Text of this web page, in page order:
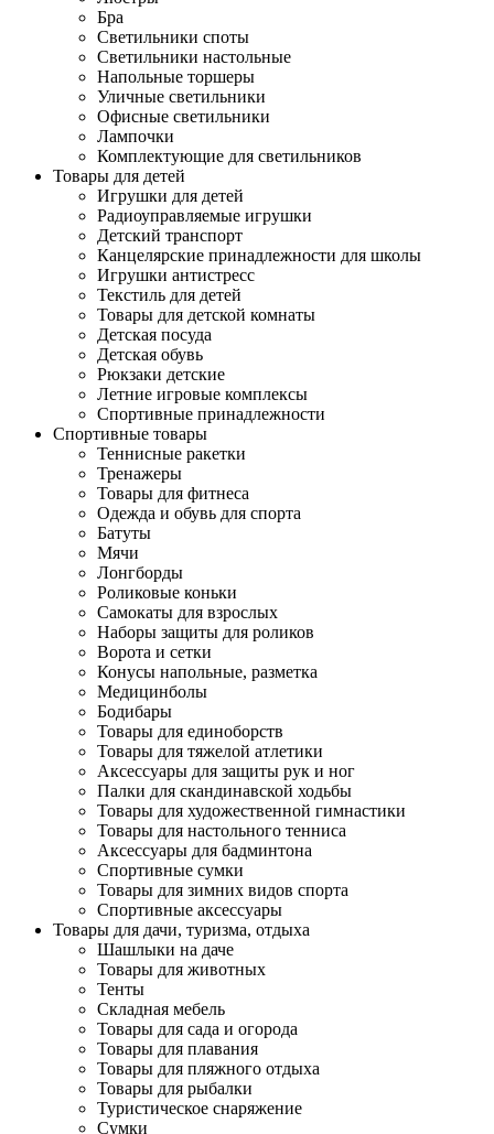
Бра
Светильники споты
Светильники настольные
Напольные торшеры
Уличные светильники
Офисные светильники
Лампочки
Комплектующие для светильников
Товары для детей
Игрушки для детей
Радиоуправляемые игрушки
Детский транспорт
Канцелярские принадлежности для школы
Игрушки антистресс
Текстиль для детей
Товары для детской комнаты
Детская посуда
Детская обувь
Рюкзаки детские
Летние игровые комплексы
Спортивные принадлежности
Спортивные товары
Теннисные ракетки
Тренажеры
Товары для фитнеса
Одежда и обувь для спорта
Батуты
Мячи
Лонгборды
Роликовые коньки
Самокаты для взрослых
Наборы защиты для роликов
Ворота и сетки
Конусы напольные, разметка
Медицинболы
Бодибары
Товары для единоборств
Товары для тяжелой атлетики
Аксессуары для защиты рук и ног
Палки для скандинавской ходьбы
Товары для художественной гимнастики
Товары для настольного тенниса
Аксессуары для бадминтона
Спортивные сумки
Товары для зимних видов спорта
Спортивные аксессуары
Товары для дачи, туризма, отдыха
Шашлыки на даче
Товары для животных
Тенты
Складная мебель
Товары для сада и огорода
Товары для плавания
Товары для пляжного отдыха
Товары для рыбалки
Туристическое снаряжение
Сумки